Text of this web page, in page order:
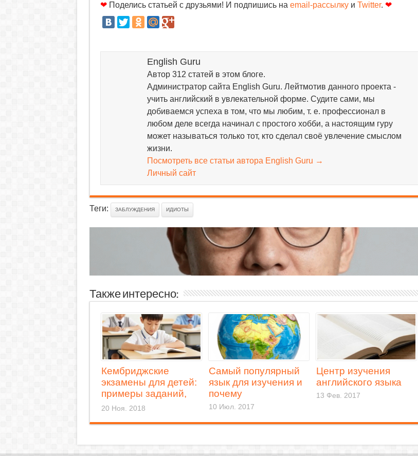
❤Поделись статьей с друзьями! И подпишись на email-рассылкуи Twitter. ❤
English Guru
Автор 312 статей в этом блоге.
Администратор сайта English Guru. Лейтмотив данного проекта -
учить английский в увлекательной форме. Судите сами, мы
добиваемся успеха в том, что мы любим, т. е. профессионал в
любом деле всегда начинал с простого хобби, а настоящим гуру
может называться только тот, кто сделал своё увлечение смыслом
жизни.
Посмотреть все статьи автора English Guru →
Личный сайт
Теги: ЗАБЛУЖДЕНИЯ ИДИОТЫ
Также интересно:
Кембриджские
экзамены для детей:
примеры заданий,
учебники для
20 Ноя. 2018
Самый популярный
язык для изучения и
почему
10 Июл. 2017
Центр изучения
английского языка
13 Фев. 2017